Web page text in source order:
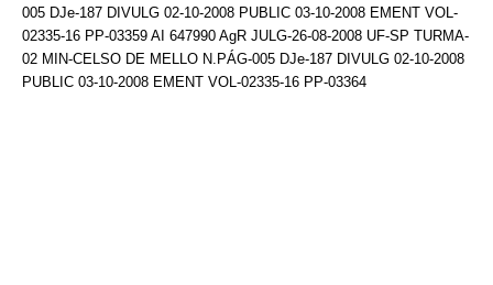
005 DJe-187 DIVULG 02-10-2008 PUBLIC 03-10-2008 EMENT VOL-
02335-16 PP-03359 AI 647990 AgR JULG-26-08-2008 UF-SP TURMA-
02 MIN-CELSO DE MELLO N.PÁG-005 DJe-187 DIVULG 02-10-2008
PUBLIC 03-10-2008 EMENT VOL-02335-16 PP-03364